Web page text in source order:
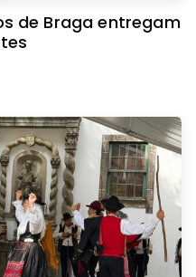
de Braga entregam